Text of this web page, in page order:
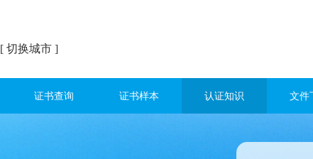
[ 切换城市 ]
证书查询 证书样本 认证知识 文件